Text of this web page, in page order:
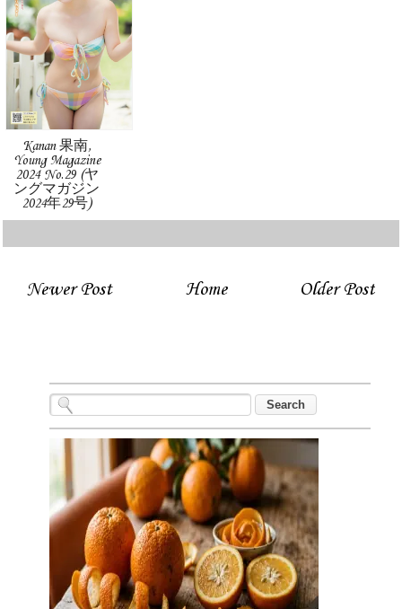
Kanan 果南,
Young Magazine
2024 No.29 (ヤ
ングマガジン
2024年29号)
Newer Post Older Post
Home